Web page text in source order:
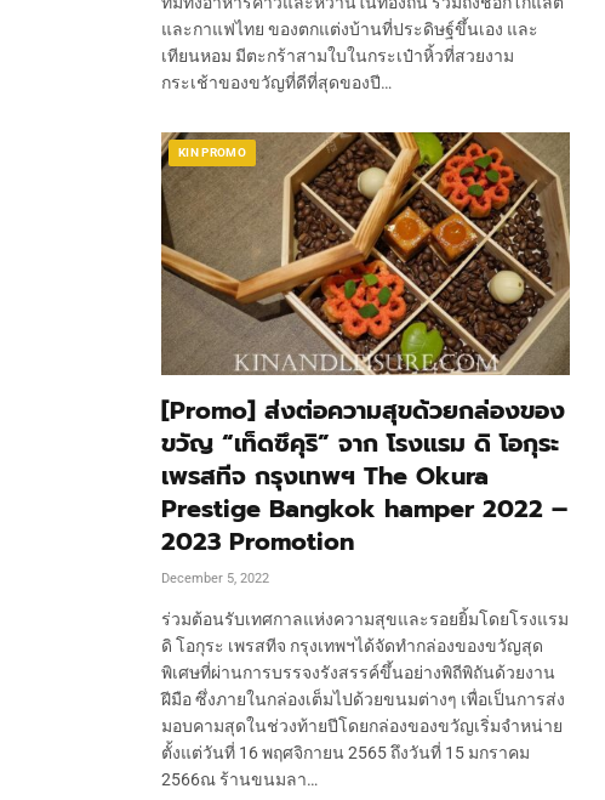
และกาแฟไทย ของตกแต่งบ้านที่ประดิษฐ์ขึ้นเอง และ
เทียนหอม มีตะกร้าสามใบในกระเป๋าหิ้วที่สวยงาม
กระเช้าของขวัญที่ดีที่สุดของปี…
KIN PROMO
[Promo] ส่งต่อความสุขด้วยกล่องของ
ขวัญ “เท็ดซึคุริ” จาก โรงแรม ดิ โอกุระ
เพรสทีจ กรุงเทพฯ The Okura
Prestige Bangkok hamper 2022 –
2023 Promotion
December 5, 2022
ร่วมต้อนรับเทศกาลแห่งความสุขและรอยยิ้มโดยโรงแรม
ดิ โอกุระ เพรสทีจ กรุงเทพฯได้จัดทำกล่องของขวัญสุด
พิเศษที่ผ่านการบรรจงรังสรรค์ขึ้นอย่างพิถีพิถันด้วยงาน
ฝีมือ ซึ่งภายในกล่องเต็มไปด้วยขนมต่างๆ เพื่อเป็นการส่ง
มอบคามสุดในช่วงท้ายปีโดยกล่องของขวัญเริ่มจำหน่าย
ตั้งแต่วันที่ 16 พฤศจิกายน 2565 ถึงวันที่ 15 มกราคม
2566ณ ร้านขนมลา…